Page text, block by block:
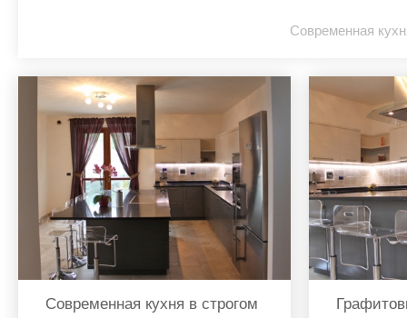
Современная
Современная кухня в строгом